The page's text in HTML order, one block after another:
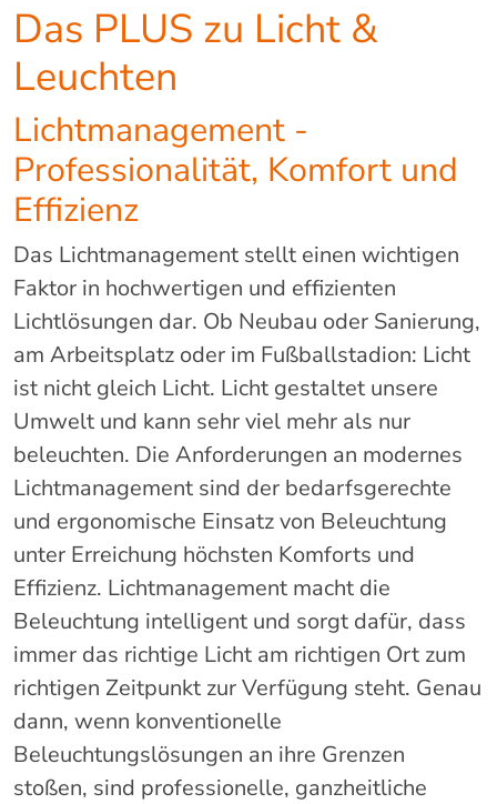
Das PLUS zu Licht &
Leuchten
Lichtmanagement -
Professionalität, Komfort und
Effizienz
Das Lichtmanagement stellt einen wichtigen
Faktor in hochwertigen und effizienten
Lichtlösungen dar. Ob Neubau oder Sanierung,
am Arbeitsplatz oder im Fußballstadion: Licht
ist nicht gleich Licht. Licht gestaltet unsere
Umwelt und kann sehr viel mehr als nur
beleuchten. Die Anforderungen an modernes
Lichtmanagement sind der bedarfsgerechte
und ergonomische Einsatz von Beleuchtung
unter Erreichung höchsten Komforts und
Effizienz. Lichtmanagement macht die
Beleuchtung intelligent und sorgt dafür, dass
immer das richtige Licht am richtigen Ort zum
richtigen Zeitpunkt zur Verfügung steht. Genau
dann, wenn konventionelle
Beleuchtungslösungen an ihre Grenzen
stoßen, sind professionelle, ganzheitliche